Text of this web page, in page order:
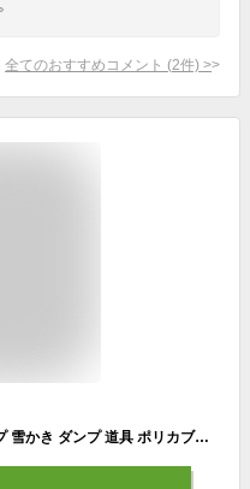
全てのおすすめコメント (2件) >
除雪 スコップ 除雪用品 スノースダンプ 雪かき ダンプ 道具 ポリカブレード付き深型ダンプ レッド 除雪 家庭用 スコップ 除雪スコップ スノースコップ 雪押し 雪掻き 雪 スコップ 雪かき棒 除雪用品 アイリスオーヤマ